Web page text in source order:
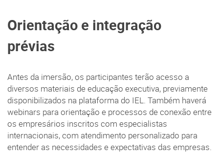
Orientação e integração
prévias
Antes da imersão, os participantes terão acesso a
diversos materiais de educação executiva, previamente
disponibilizados na plataforma do IEL. Também haverá
webinars para orientação e processos de conexão entre
os empresários inscritos com especialistas
internacionais, com atendimento personalizado para
entender as necessidades e expectativas das empresas.